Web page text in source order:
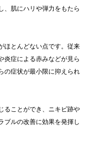
、肌にハリや弾力をもたら
ほとんどない点です。従来
炎症による赤みなどが見ら
の症状が最小限に抑えられ
ることができ、ニキビ跡や
ブルの改善に効果を発揮し